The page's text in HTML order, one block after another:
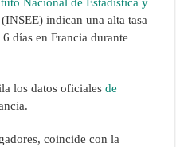
Nacional de Estadística y
(INSEE) indican una alta tasa
días en Francia durante
los datos oficialesde
coincide con la